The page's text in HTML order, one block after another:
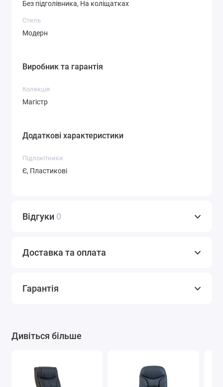
Без підголівника, На коліщатках
Стиль
Модерн
Виробник та гарантія
Колекція
Магістр
Додаткові характеристики
Підлокітники
Є, Пластикові
Відгуки 0
Доставка та оплата
Гарантія
Дивіться більше